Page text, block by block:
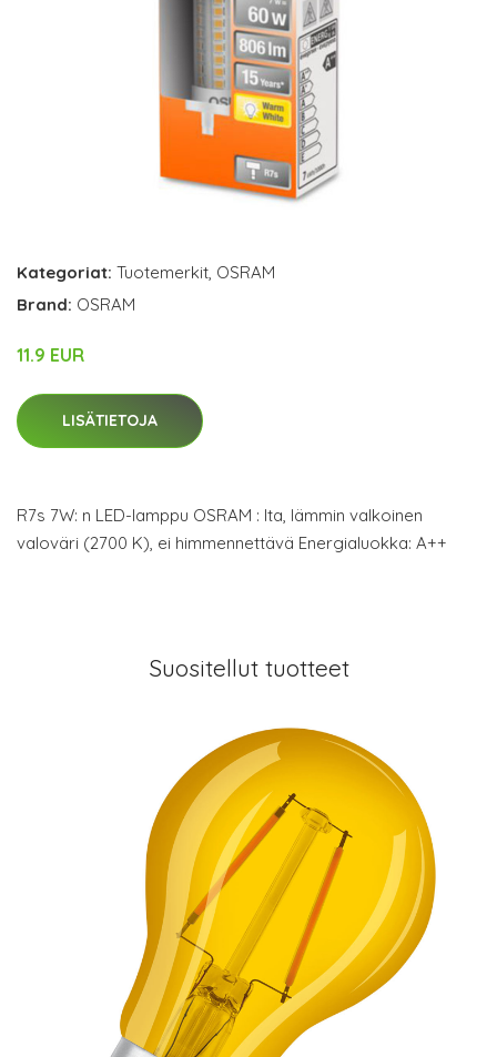
Kategoriat: Tuotemerkit, OSRAM
Brand: OSRAM
11.9 EUR
LISÄTIETOJA
R7s 7W: n LED-lamppu OSRAM : lta, lämmin valkoinen
valoväri (2700 K), ei himmennettävä Energialuokka: A++
Suositellut tuotteet